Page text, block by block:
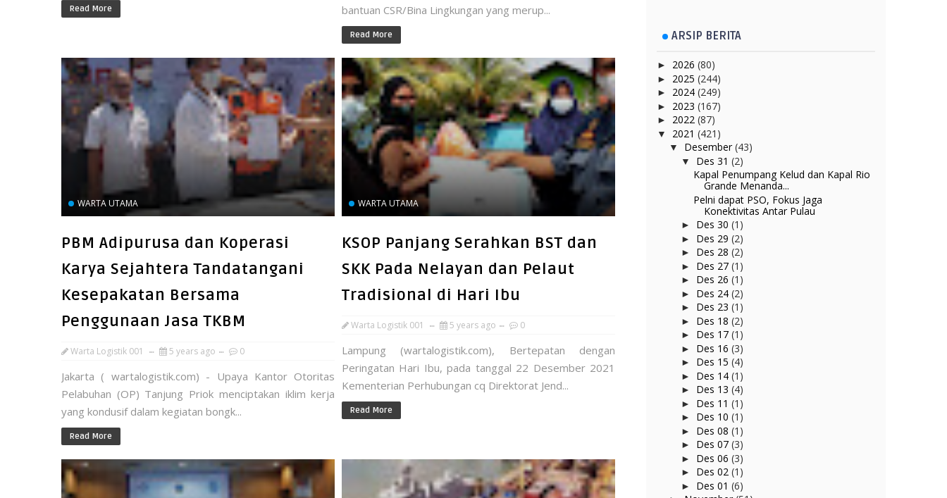
Read More
bantuan CSR/Bina Lingkungan yang merup...
Read More
WARTA UTAMA
PBM Adipurusa dan Koperasi
Karya Sejahtera Tandatangani
Kesepakatan Bersama
Penggunaan Jasa TKBM
Warta Logistik 001 5 years ago 0
Jakarta ( wartalogistik.com) - Upaya Kantor Otoritas
Pelabuhan (OP) Tanjung Priok menciptakan iklim kerja
yang kondusif dalam kegiatan bongk...
Read More
WARTA UTAMA
KSOP Panjang Serahkan BST dan
SKK Pada Nelayan dan Pelaut
Tradisional di Hari Ibu
Warta Logistik 001 5 years ago 0
Lampung (wartalogistik.com), Bertepatan dengan
Peringatan Hari Ibu, pada tanggal 22 Desember 2021
Kementerian Perhubungan cq Direktorat Jend...
Read More
ARSIP BERITA
► 2026 (80)
► 2025 (244)
► 2024 (249)
► 2023 (167)
► 2022 (87)
▼ 2021 (421)
▼ Desember(43)
▼ Des 31 (2)
Kapal Penumpang Kelud dan Kapal Rio
Grande Menanda...
Pelni dapat PSO, Fokus Jaga
Konektivitas Antar Pulau
► Des 30 (1)
► Des 29 (2)
► Des 28 (2)
► Des 27 (1)
► Des 26 (1)
► Des 24 (2)
► Des 23 (1)
► Des 18 (2)
► Des 17 (1)
► Des 16 (3)
► Des 15 (4)
► Des 14 (1)
► Des 13 (4)
► Des 11 (1)
► Des 10 (1)
► Des 08 (1)
► Des 07 (3)
► Des 06 (3)
► Des 02 (1)
► Des 01 (6)